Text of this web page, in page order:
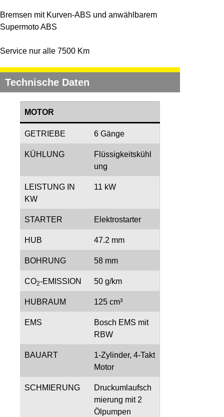
Bremsen mit Kurven-ABS und anwählbarem
Supermoto ABS
Service nur alle 7500 Km
Technische Daten
MOTOR
GETRIEBE 6 Gänge
KÜHLUNG
Flüssigkeitskühl
ung
LEISTUNG IN
KW
11 kW
STARTER Elektrostarter
HUB 47.2 mm
BOHRUNG 58 mm
CO2-EMISSION 50 g/km
HUBRAUM 125 cm³
EMS
Bosch EMS mit
RBW
BAUART
1-Zylinder, 4-Takt
Motor
SCHMIERUNG
Druckumlaufsch
mierung mit 2
Ölpumpen